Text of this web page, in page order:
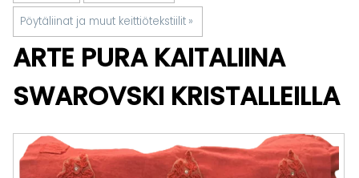
Pöytäliinat ja muut keittiötekstiilit ‪»
ARTE PURA KAITALIINA
SWAROVSKI KRISTALLEILLA